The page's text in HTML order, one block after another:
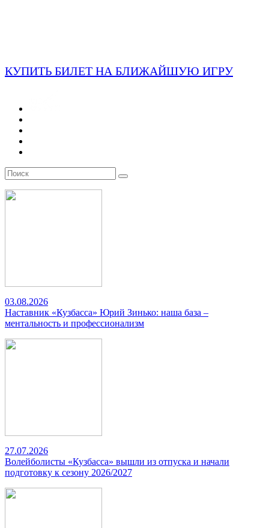
КУПИТЬ БИЛЕТ НА БЛИЖАЙШУЮ ИГРУ
03.08.2026
Наставник «Кузбасса» Юрий Зинько: наша база –
ментальность и профессионализм
27.07.2026
Волейболисты «Кузбасса» вышли из отпуска и начали
подготовку к сезону 2026/2027